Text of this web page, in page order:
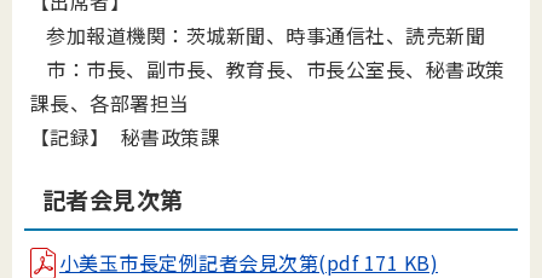
参加報道機関：茨城新聞、時事通信社、読売新聞
市：市長、副市長、教育長、市長公室長、秘書政策
課長、各部署担当
【記録】 秘書政策課
記者会見次第
小美玉市長定例記者会見次第(pdf 171 KB)